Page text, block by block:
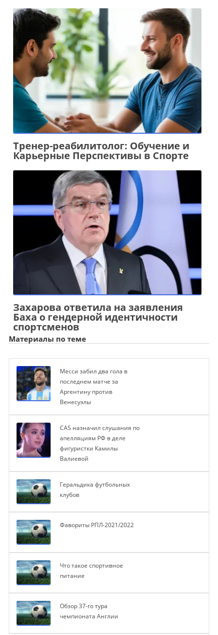
Тренер-реабилитолог: Обучение и
Карьерные Перспективы в Спорте
Захарова ответила на заявления
Баха о гендерной идентичности
спортсменов
Материалы по теме
Месси забил два гола в
последнем матче за
Аргентину против
Венесуэлы
CAS назначил слушания по
апелляциям РФ в деле
фигуристки Камилы
Валиевой
Геральдика футбольных
клубов
Фавориты РПЛ-2021/2022
Что такое спортивное
питание
Обзор 37-го тура
чемпионата Англии